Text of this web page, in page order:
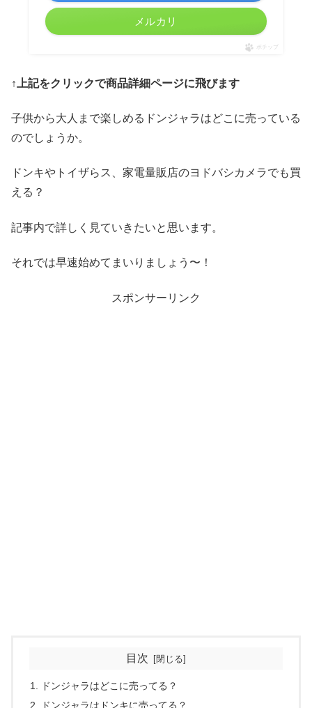
メルカリ
ポチップ
↑上記をクリックで商品詳細ページに飛びます
子供から大人まで楽しめるドンジャラはどこに売っている
のでしょうか。
ドンキやトイザらス、家電量販店のヨドバシカメラでも買
える？
記事内で詳しく見ていきたいと思います。
それでは早速始めてまいりましょう〜！
スポンサーリンク
目次
ドンジャラはどこに売ってる？
ドンジャラはドンキに売ってる？